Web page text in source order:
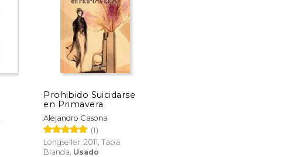
$ 20.07
$ 17.06 dcto.
Prohibido Suicidarse
en Primavera
Alejandro Casona
(1)
Longseller, 2011, Tapa
Blanda, Usado